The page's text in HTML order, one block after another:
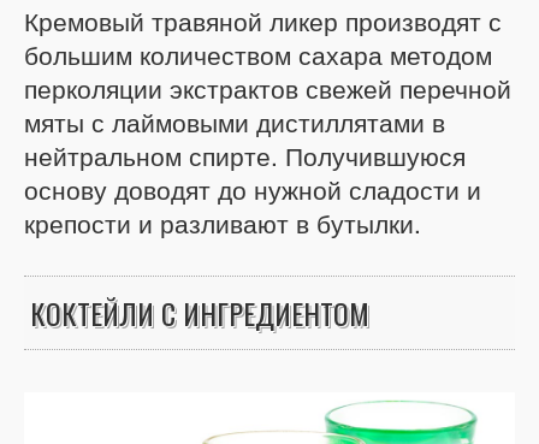
Кремовый травяной ликер производят с
большим количеством сахара методом
перколяции экстрактов свежей перечной
мяты с лаймовыми дистиллятами в
нейтральном спирте. Получившуюся
основу доводят до нужной сладости и
крепости и разливают в бутылки.
КОКТЕЙЛИ С ИНГРЕДИЕНТОМ